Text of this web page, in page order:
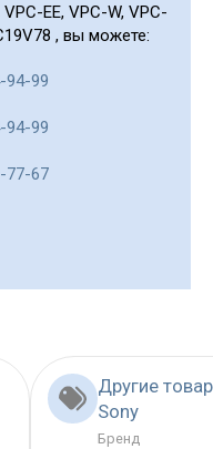
EE, VPC-W, VPC-
, вы можете:
94-99
94-99
77-67
Другие
Sony
Бренд